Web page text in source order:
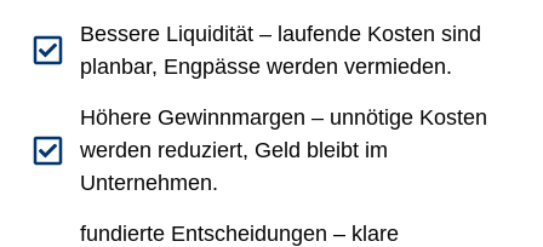
Bessere Liquidität – laufende Kosten sind
planbar, Engpässe werden vermieden.
Höhere Gewinnmargen – unnötige Kosten
werden reduziert, Geld bleibt im
Unternehmen.
fundierte Entscheidungen – klare